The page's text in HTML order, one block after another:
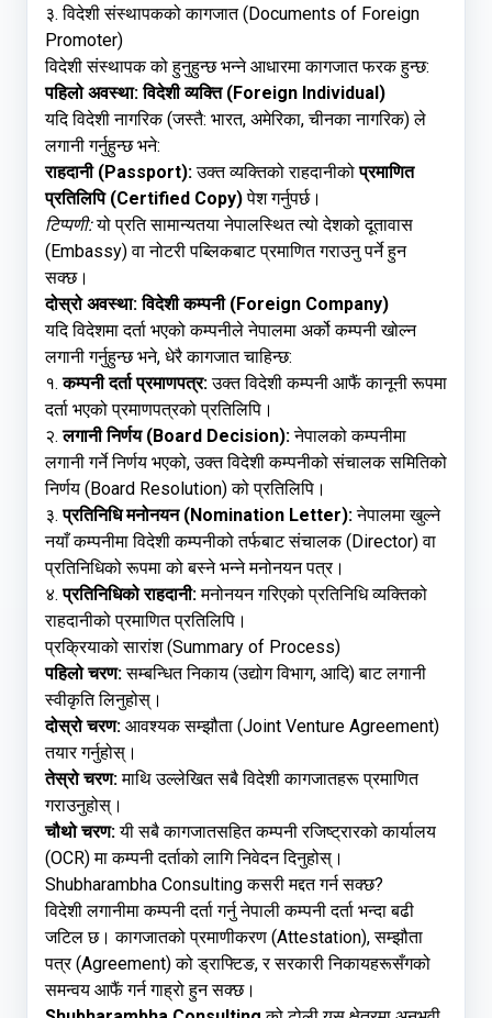
३. विदेशी संस्थापकको कागजात (Documents of Foreign
Promoter)
विदेशी संस्थापक को हुनुहुन्छ भन्ने आधारमा कागजात फरक हुन्छ:
पहिलो अवस्था: विदेशी व्यक्ति (Foreign Individual)
यदि विदेशी नागरिक (जस्तै: भारत, अमेरिका, चीनका नागरिक) ले
लगानी गर्नुहुन्छ भने:
राहदानी (Passport):उक्त व्यक्तिको राहदानीकोप्रमाणित
प्रतिलिपि (Certified Copy)पेश गर्नुपर्छ।
टिप्पणी:यो प्रति सामान्यतया नेपालस्थित त्यो देशको दूतावास
(Embassy) वा नोटरी पब्लिकबाट प्रमाणित गराउनु पर्ने हुन
सक्छ।
दोस्रो अवस्था: विदेशी कम्पनी (Foreign Company)
यदि विदेशमा दर्ता भएको कम्पनीले नेपालमा अर्को कम्पनी खोल्न
लगानी गर्नुहुन्छ भने, धेरै कागजात चाहिन्छ:
१.कम्पनी दर्ता प्रमाणपत्र:उक्त विदेशी कम्पनी आफैं कानूनी रूपमा
दर्ता भएको प्रमाणपत्रको प्रतिलिपि।
२.लगानी निर्णय (Board Decision):नेपालको कम्पनीमा
लगानी गर्ने निर्णय भएको, उक्त विदेशी कम्पनीको संचालक समितिको
निर्णय (Board Resolution) को प्रतिलिपि।
३.प्रतिनिधि मनोनयन (Nomination Letter):नेपालमा खुल्ने
नयाँ कम्पनीमा विदेशी कम्पनीको तर्फबाट संचालक (Director) वा
प्रतिनिधिको रूपमा को बस्ने भन्ने मनोनयन पत्र।
४.प्रतिनिधिको राहदानी:मनोनयन गरिएको प्रतिनिधि व्यक्तिको
राहदानीको प्रमाणित प्रतिलिपि।
प्रक्रियाको सारांश (Summary of Process)
पहिलो चरण:सम्बन्धित निकाय (उद्योग विभाग, आदि) बाट लगानी
स्वीकृति लिनुहोस्।
दोस्रो चरण: आवश्यक सम्झौता (Joint Venture Agreement)
तयार गर्नुहोस्।
तेस्रो चरण:माथि उल्लेखित सबै विदेशी कागजातहरू प्रमाणित
गराउनुहोस्।
चौथो चरण:यी सबै कागजातसहित कम्पनी रजिष्ट्रारको कार्यालय
(OCR) मा कम्पनी दर्ताको लागि निवेदन दिनुहोस्।
Shubharambha Consulting कसरी मद्दत गर्न सक्छ?
विदेशी लगानीमा कम्पनी दर्ता गर्नु नेपाली कम्पनी दर्ता भन्दा बढी
जटिल छ। कागजातको प्रमाणीकरण (Attestation), सम्झौता
पत्र (Agreement) को ड्राफ्टिङ, र सरकारी निकायहरूसँगको
समन्वय आफैं गर्न गाह्रो हुन सक्छ।